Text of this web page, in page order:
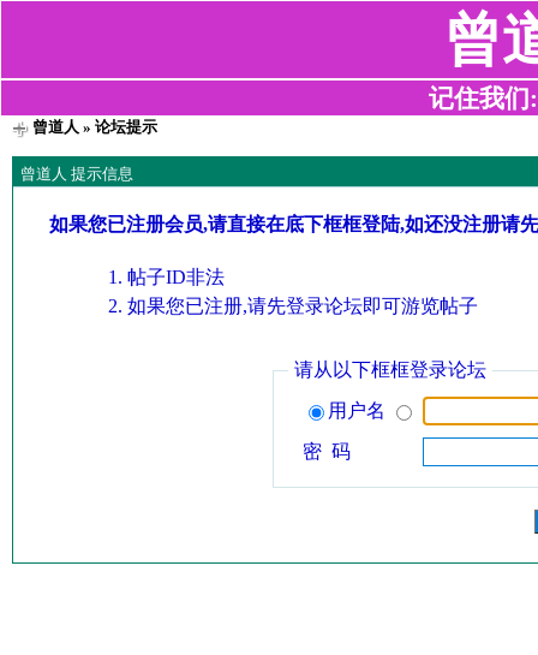
曾
记住我们
曾道人 » 论坛提示
曾道人 提示信息
如果您已注册会员,请直接在底下框框登陆,如还没注册请
帖子ID非法
如果您已注册,请先登录论坛即可游览帖子
请从以下框框登录论坛
用户名
密 码